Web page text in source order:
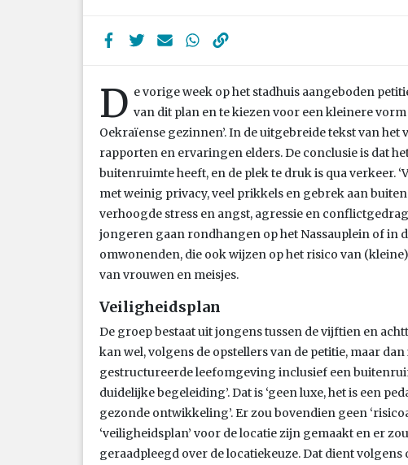
D e vorige week op het stadhuis aangeboden
van dit plan en te kiezen voor een kleinere
Oekraïense gezinnen’. In de uitgebreide tekst van
rapporten en ervaringen elders. De conclusie is dat
buitenruimte heeft, en de plek te druk is qua verkeer.
met weinig privacy, veel prikkels en gebrek aan
verhoogde stress en angst, agressie en
jongeren gaan rondhangen op het Nassauplein of in
omwonenden, die ook wijzen op het risico van
van vrouwen en meisjes.
Veiligheidsplan
De groep bestaat uit jongens tussen de vijftien en
kan wel, volgens de opstellers van de petitie, maar dan
gestructureerde leefomgeving inclusief een
duidelijke begeleiding’. Dat is ‘geen luxe, het is een
gezonde ontwikkeling’. Er zou bovendien geen
‘veiligheidsplan’ voor de locatie zijn gemaakt en er
geraadpleegd over de locatiekeuze. Dat dient volgens